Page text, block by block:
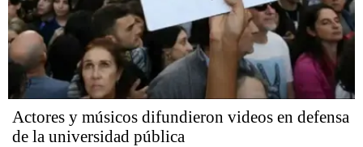
Actores y músicos difundieron videos en defensa
de la universidad pública